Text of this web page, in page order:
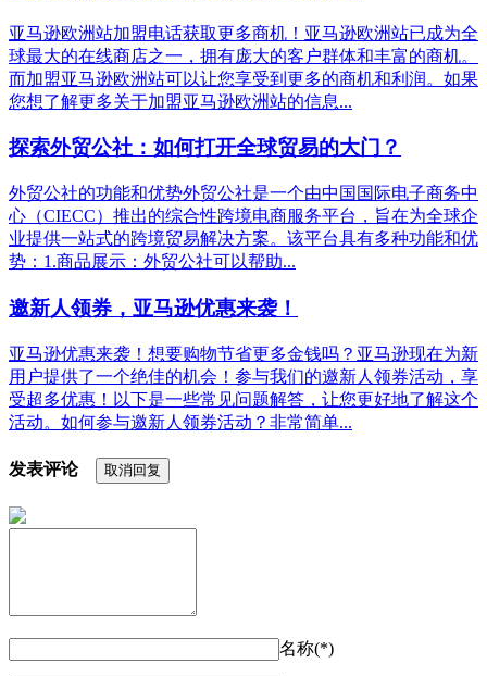
亚马逊欧洲站加盟电话获取更多商机！亚马逊欧洲站已成为全
球最大的在线商店之一，拥有庞大的客户群体和丰富的商机。
而加盟亚马逊欧洲站可以让您享受到更多的商机和利润。如果
您想了解更多关于加盟亚马逊欧洲站的信息...
探索外贸公社：如何打开全球贸易的大门？
外贸公社的功能和优势外贸公社是一个由中国国际电子商务中
心（CIECC）推出的综合性跨境电商服务平台，旨在为全球企
业提供一站式的跨境贸易解决方案。该平台具有多种功能和优
势：1.商品展示：外贸公社可以帮助...
邀新人领券，亚马逊优惠来袭！
亚马逊优惠来袭！想要购物节省更多金钱吗？亚马逊现在为新
用户提供了一个绝佳的机会！参与我们的邀新人领券活动，享
受超多优惠！以下是一些常见问题解答，让您更好地了解这个
活动。如何参与邀新人领券活动？非常简单...
发表评论 取消回复
名称(*)